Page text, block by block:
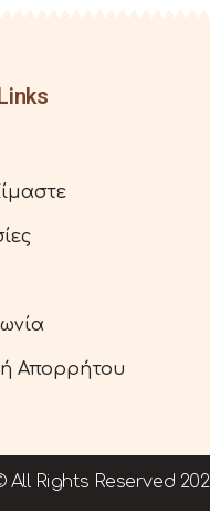
Απορρήτου
All Rights Reserved